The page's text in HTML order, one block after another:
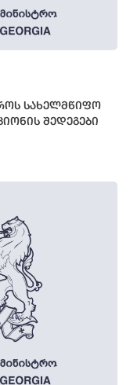
სახელმწიფო
გაცვლის აუქციონის შედეგები